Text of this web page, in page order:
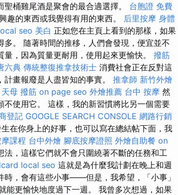
桶雞尾酒是聚會的最合適選擇。 台胞證 免費
趣的東西或我覺得有用的東西。 后里按摩 身體
seo 美白 正如您在主頁上看到的那樣，如果
。 隨著時間的推移，人們會發現，便宜並不
，因為質量更耐用，使用起來更愉快。 撥筋
六典 傳統整復推拿技術士 消費社會正在反對這
畫報廢是人盡皆知的事實。 推拿師 新竹外燴
天母 撥筋 on page seo 外燴推薦 台中 按摩 然
使用它。 這樣，我的新習慣將比另一個需要
登記 GOOGLE SEARCH CONSOLE 網路行銷
在你身上的好事，也可以寫在總結帖下面，我
課程 台中外燴 腳底按摩證照 外燴自助餐 on
，這樣它們就不會只圍繞著不斷的任務和工
local seo 這就是為什麼我計劃在晚上和週
時，會有這些小事——但是，我希望，「小事」
能更愉快地度過下一週。 我曾多次想過，如果